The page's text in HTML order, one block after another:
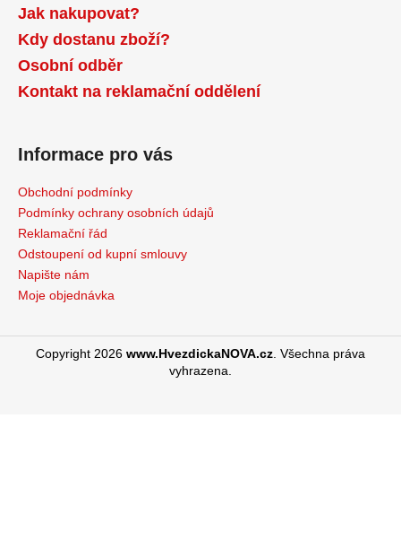
Jak nakupovat?
Kdy dostanu zboží?
Osobní odběr
Kontakt na reklamační oddělení
Informace pro vás
Obchodní podmínky
Podmínky ochrany osobních údajů
Reklamační řád
Odstoupení od kupní smlouvy
Napište nám
Moje objednávka
Copyright 2026 www.HvezdickaNOVA.cz . Všechna práva
vyhrazena.